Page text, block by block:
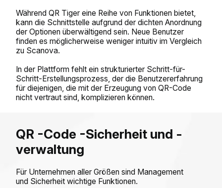
Während QR Tiger eine Reihe von Funktionen bietet,
kann die Schnittstelle aufgrund der dichten Anordnung
der Optionen überwältigend sein. Neue Benutzer
finden es möglicherweise weniger intuitiv im Vergleich
zu Scanova.
In der Plattform fehlt ein strukturierter Schritt-für-
Schritt-Erstellungsprozess, der die Benutzererfahrung
für diejenigen, die mit der Erzeugung von QR-Code
nicht vertraut sind, komplizieren können.
QR -Code -Sicherheit und -
verwaltung
Für Unternehmen aller Größen sind Management
und Sicherheit wichtige Funktionen.